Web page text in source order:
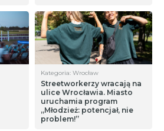
Kategoria: Wrocław
Streetworkerzy wracają na
ulice Wrocławia. Miasto
uruchamia program
„Młodzież: potencjał, nie
problem!”